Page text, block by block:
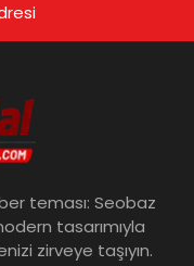
teması: Seobaz
tasarımıyla
zirveye taşıyın.